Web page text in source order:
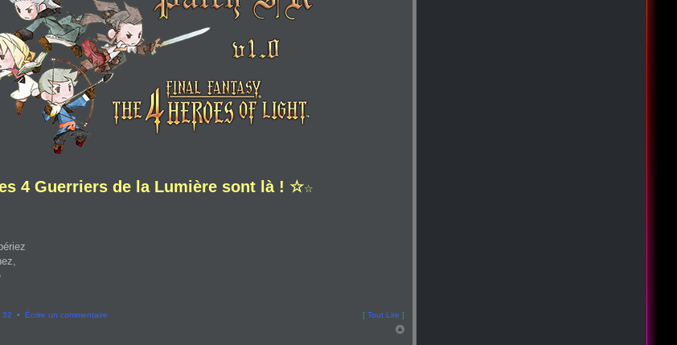
4 Guerriers de la Lumière sont là ! ☆☆
32 • Écrire un commentaire [ Tout Lire ]